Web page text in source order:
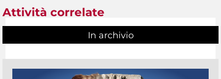
Attività correlate
In archivio